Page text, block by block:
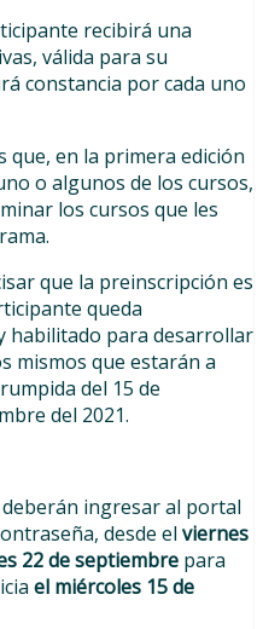
recibirá una
válida para su
constancia por cada uno
que, en la primera edición
o algunos de los cursos,
los cursos que les
que la preinscripción es
queda
habilitado para desarrollar
mismos que estarán a
del 15 de
del 2021.
ingresar al portal
desde el viernes
22 de septiembre para
el miércoles 15 de